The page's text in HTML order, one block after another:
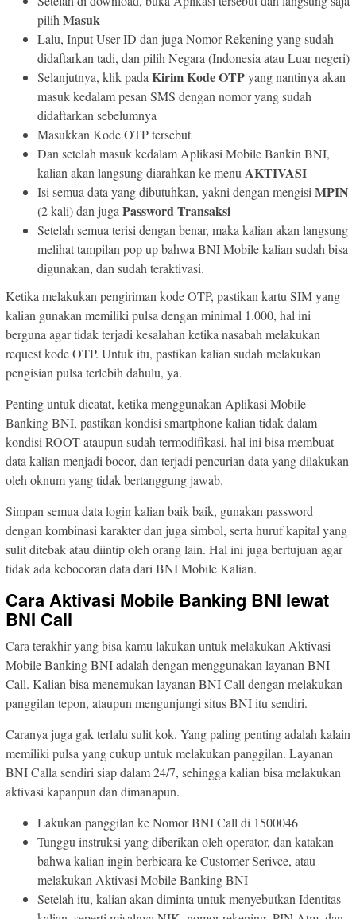
pilih Masuk
Lalu, Input User ID dan juga Nomor Rekening yang sudah
didaftarkan tadi, dan pilih Negara (Indonesia atau Luar negeri)
Selanjutnya, klik pada Kirim Kode OTPyang nantinya akan
masuk kedalam pesan SMS dengan nomor yang sudah
didaftarkan sebelumnya
Masukkan Kode OTP tersebut
Dan setelah masuk kedalam Aplikasi Mobile Bankin BNI,
kalian akan langsung diarahkan ke menu AKTIVASI
Isi semua data yang dibutuhkan, yakni dengan mengisi MPIN
(2 kali) dan juga Password Transaksi
Setelah semua terisi dengan benar, maka kalian akan langsung
melihat tampilan pop up bahwa BNI Mobile kalian sudah bisa
digunakan, dan sudah teraktivasi.
Ketika melakukan pengiriman kode OTP, pastikan kartu SIM yang
kalian gunakan memiliki pulsa dengan minimal 1.000, hal ini
berguna agar tidak terjadi kesalahan ketika nasabah melakukan
request kode OTP. Untuk itu, pastikan kalian sudah melakukan
pengisian pulsa terlebih dahulu, ya.
Penting untuk dicatat, ketika menggunakan Aplikasi Mobile
Banking BNI, pastikan kondisi smartphone kalian tidak dalam
kondisi ROOT ataupun sudah termodifikasi, hal ini bisa membuat
data kalian menjadi bocor, dan terjadi pencurian data yang dilakukan
oleh oknum yang tidak bertanggung jawab.
Simpan semua data login kalian baik baik, gunakan password
dengan kombinasi karakter dan juga simbol, serta huruf kapital yang
sulit ditebak atau diintip oleh orang lain. Hal ini juga bertujuan agar
tidak ada kebocoran data dari BNI Mobile Kalian.
Cara Aktivasi Mobile Banking BNI lewat
BNI Call
Cara terakhir yang bisa kamu lakukan untuk melakukan Aktivasi
Mobile Banking BNI adalah dengan menggunakan layanan BNI
Call. Kalian bisa menemukan layanan BNI Call dengan melakukan
panggilan tepon, ataupun mengunjungi situs BNI itu sendiri.
Caranya juga gak terlalu sulit kok. Yang paling penting adalah kalain
memiliki pulsa yang cukup untuk melakukan panggilan. Layanan
BNI Calla sendiri siap dalam 24/7, sehingga kalian bisa melakukan
aktivasi kapanpun dan dimanapun.
Lakukan panggilan ke Nomor BNI Call di 1500046
Tunggu instruksi yang diberikan oleh operator, dan katakan
bahwa kalian ingin berbicara ke Customer Serivce, atau
melakukan Aktivasi Mobile Banking BNI
Setelah itu, kalian akan diminta untuk menyebutkan Identitas